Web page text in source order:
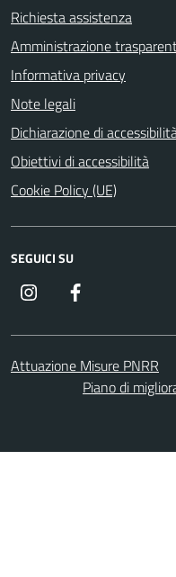
Richiesta assistenza
Amministrazione
Informativa privacy
Note legali
Dichiarazione di
Obiettivi di accessibilità
Cookie Policy (UE)
SEGUICI SU
Instagram
Attuazione Misure PNRR
Piano di